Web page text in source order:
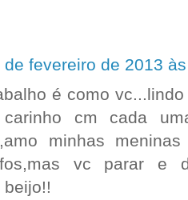
de fevereiro de 2013
é como
carinho cm cada
minhas
vc parar e